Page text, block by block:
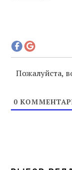
Пожалуйста,
0